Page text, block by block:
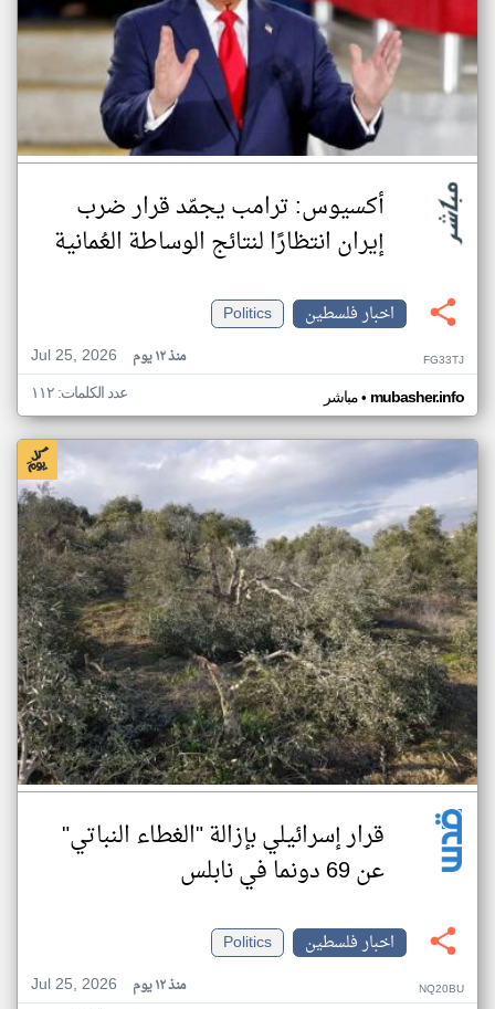
أكسيوس: ترامب يجمّد قرار ضرب
إيران انتظارًا لنتائج الوساطة العُمانية
اخبار فلسطين
Politics
Jul 25, 2026
منذ ١٢ يوم FG33TJ
مباشر• mubasher.info عدد الكلمات: ١١٢
قرار إسرائيلي بإزالة "الغطاء النباتي"
عن 69 دونما في نابلس
اخبار فلسطين
Politics
Jul 25, 2026
منذ ١٢ يوم NQ20BU